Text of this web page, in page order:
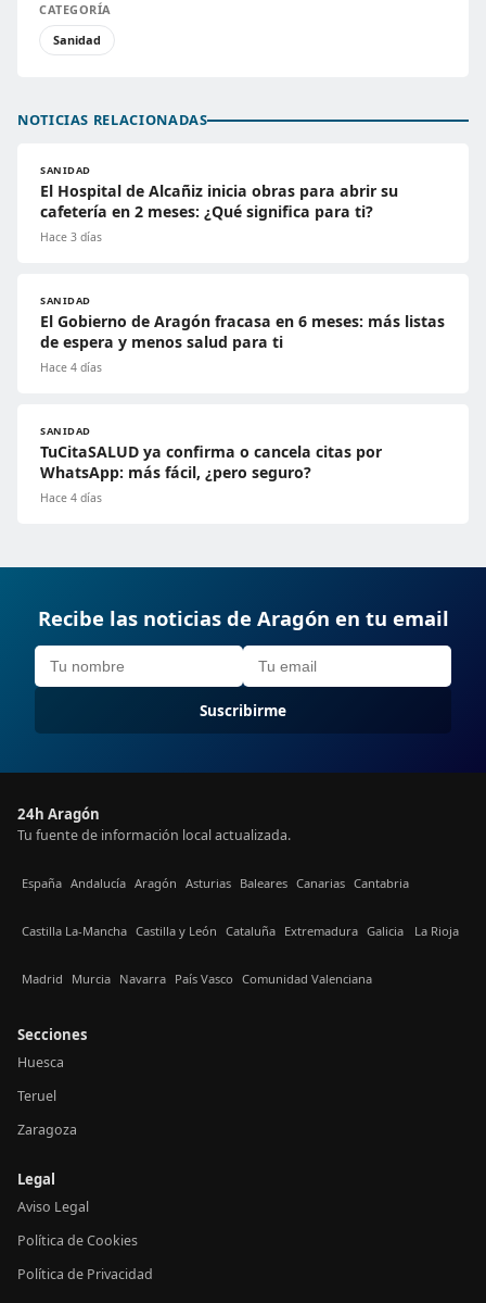
CATEGORÍA
Sanidad
NOTICIAS RELACIONADAS
SANIDAD
El Hospital de Alcañiz inicia obras para abrir su
cafetería en 2 meses: ¿Qué significa para ti?
Hace 3 días
SANIDAD
El Gobierno de Aragón fracasa en 6 meses: más listas
de espera y menos salud para ti
Hace 4 días
SANIDAD
TuCitaSALUD ya confirma o cancela citas por
WhatsApp: más fácil, ¿pero seguro?
Hace 4 días
Recibe las noticias de Aragón en tu email
Suscribirme
24h Aragón
Tu fuente de información local actualizada.
España Andalucía Aragón Asturias Baleares Canarias Cantabria
Castilla La-Mancha Castilla y León Cataluña Extremadura Galicia La Rioja
Madrid Murcia Navarra País Vasco Comunidad Valenciana
Secciones
Huesca
Teruel
Zaragoza
Legal
Aviso Legal
Política de Cookies
Política de Privacidad